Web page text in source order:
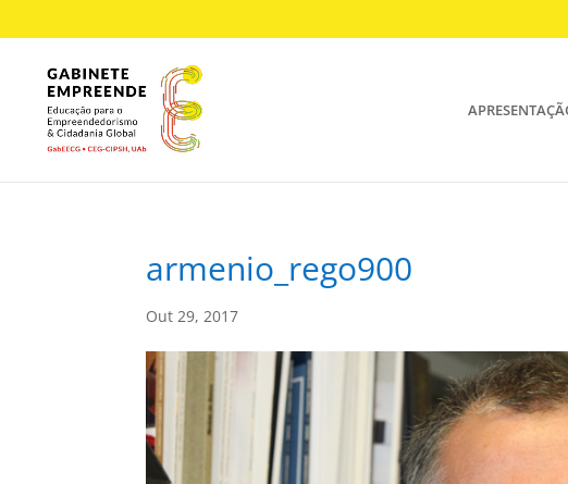
armenio_rego900
Out 29, 2017